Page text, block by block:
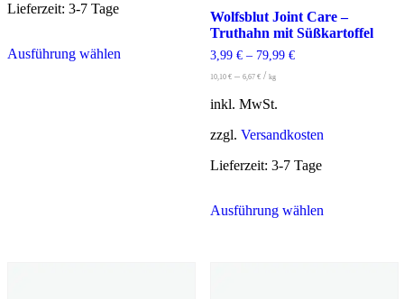
Lieferzeit: 3-7 Tage
Ausführung wählenProdukt
Wolfsblut Joint Care –
Truthahn mit Süßkartoffel
3,99 €– 79,99 €
10,10 €– 6,67 €/ kg
inkl. MwSt.
zzgl. Versandkosten
Lieferzeit: 3-7 Tage
Ausführung wählenProdukt